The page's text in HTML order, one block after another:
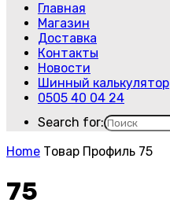
Главная
Магазин
Доставка
Контакты
Новости
Шинный калькулятор
0505 40 04 24
Search for:
Home Товар Профиль 75
75